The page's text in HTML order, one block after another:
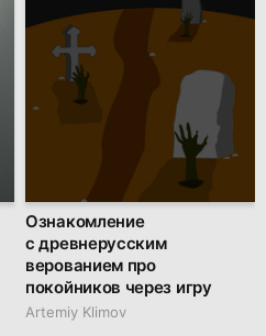
Ознакомление
с древнерусским
верованием про
покойников через игру
Artemiy Klimov